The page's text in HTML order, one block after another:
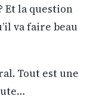
Et la question
va faire beau
Tout est une